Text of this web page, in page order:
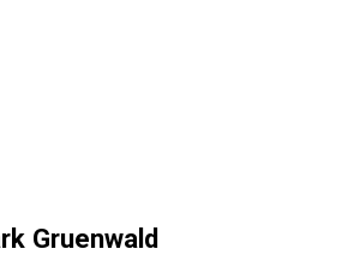
Gruenwald